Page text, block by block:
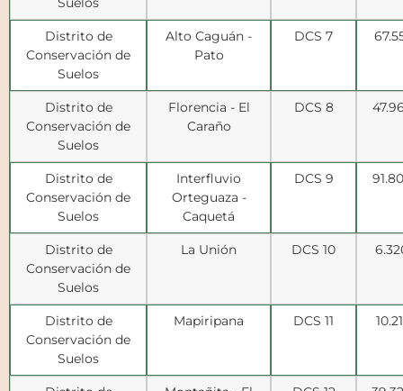
Distrito de
Conservación de
Suelos
Alto Caguán -
Pato
DCS 7
Distrito de
Conservación de
Suelos
Florencia - El
Caraño
DCS 8
Distrito de
Conservación de
Suelos
Interfluvio
Orteguaza -
Caquetá
DCS 9
Distrito de
Conservación de
Suelos
La Unión DCS 10
Distrito de
Conservación de
Suelos
Mapiripana DCS 11